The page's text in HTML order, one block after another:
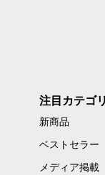
注目カテゴ
新商品
ベストセラー
メディア掲載